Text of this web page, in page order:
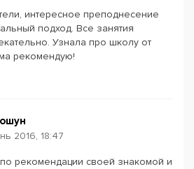
интересное преподнесение
подход. Все занятия
Узнала про школу от
рекомендую!
2016, 18:47
рекомендации своей знакомой и